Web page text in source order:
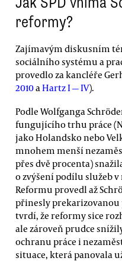
reformy?
Zajímavým diskusním
sociálního systému a
provedlo za kancléře
2010aHartz I — IV).
Podle Wolfganga
fungujícího trhu práce
jako Holandsko nebo
mnohem menší
přes dvě procenta)
o zvýšení podílu služeb
Reformu provedl až
přinesly
tvrdí, že reformy sice
ale zároveň prudce
ochranu práce i
situace, která panovala